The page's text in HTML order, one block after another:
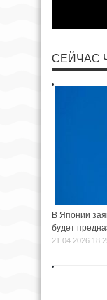
СЕЙЧАС
В Японии
будет
21.04.2026